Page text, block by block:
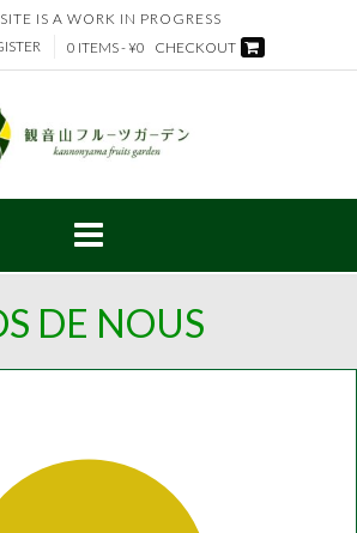
IS A WORK IN PROGRESS
0 ITEMS - ¥0 CHECKOUT
DE NOUS